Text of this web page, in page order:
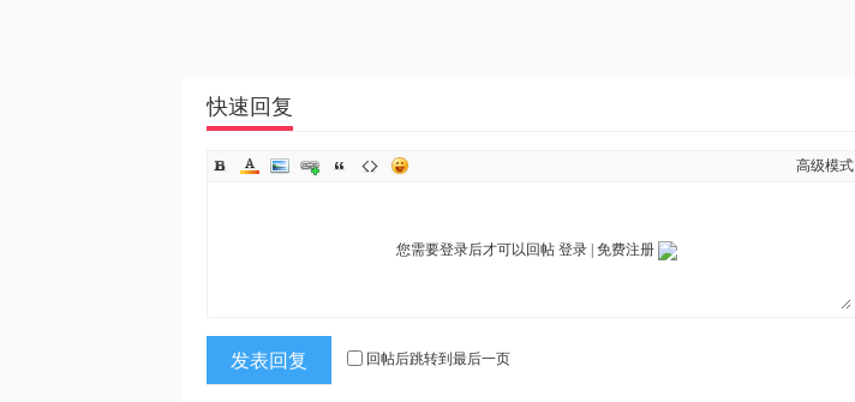
快速回复
高级模式
您需要登录后才可以回帖 登录 免费注册
发表回复 回帖后跳转到最后一页